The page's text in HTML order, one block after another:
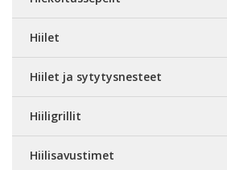
Hiilet
Hiilet ja sytytysnesteet
Hiiligrillit
Hiilisavustimet